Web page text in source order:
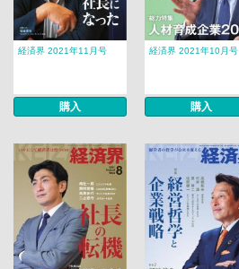
経済界 2021年11月号
購入
経済界 2021年10月号
購入